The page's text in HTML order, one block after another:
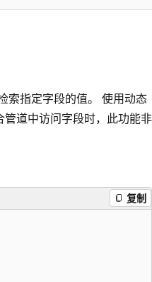
索指定字段的值。 使用动态
道中访问字段时，此功能非
复制